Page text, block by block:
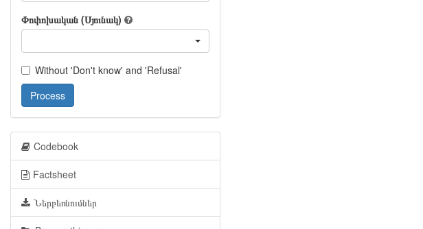
Փոփոխական (Սյունակ)
Without 'Don't know' and 'Refusal'
Process
Codebook
Factsheet
Ներբեռնումներ